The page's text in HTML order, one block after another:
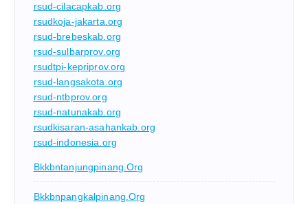
rsud-cilacapkab.org
rsudkoja-jakarta.org
rsud-brebeskab.org
rsud-sulbarprov.org
rsudtpi-kepriprov.org
rsud-langsakota.org
rsud-ntbprov.org
rsud-natunakab.org
rsudkisaran-asahankab.org
rsud-indonesia.org
Bkkbntanjungpinang.org
Bkkbnpangkalpinang.org